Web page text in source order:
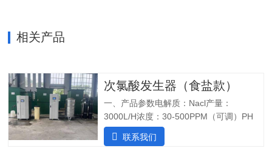
相关产品
次氯酸发生器（食盐款）
一、产品参数电解质：Nacl产量：
3000L/H浓度：30-500PPM（可调）PH
值：5.0-6.5纯水系统酸水最大功率：
7200W纯水最大功率：1800W输入电压：
联系我们